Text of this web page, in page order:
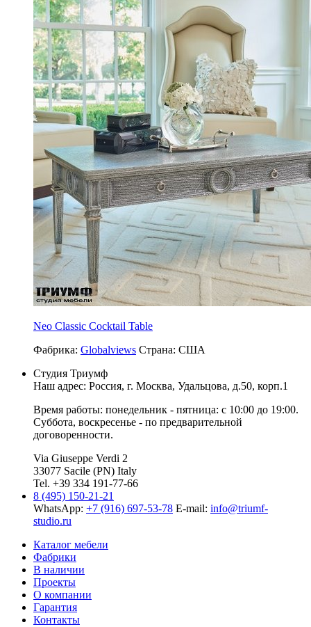
Neo Classic Cocktail Table
Фабрика: Globalviews Страна: США
Студия Триумф
Наш адрес: Россия, г. Москва, Удальцова, д.50, корп.1
Время работы: понедельник - пятница: с 10:00 до 19:00.
Суббота, воскресенье - по предварительной
договоренности.
Via Giuseppe Verdi 2
33077 Sacile (PN) Italy
Tel. +39 334 191-77-66
8 (495) 150-21-21
WhatsApp: +7 (916) 697-53-78 E-mail: info@triumf-
studio.ru
Каталог мебели
Фабрики
В наличии
Проекты
О компании
Гарантия
Контакты